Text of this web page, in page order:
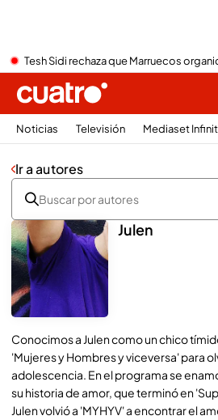
Tesh Sidi rechaza que Marruecos
Noticias Televisión Mediaset
Ir a autores
Julen
Conocimos a Julen como un chico
'Mujeres y Hombres y viceversa' para
adolescencia. En el programa se
su historia de amor, que terminó en
Julen volvió a 'MYHYV' a encontrar el